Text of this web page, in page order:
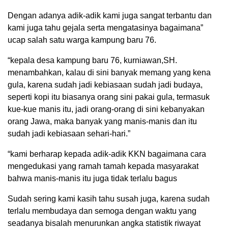
Dengan adanya adik-adik kami juga sangat terbantu dan
kami juga tahu gejala serta mengatasinya bagaimana”
ucap salah satu warga kampung baru 76.
“kepala desa kampung baru 76, kurniawan,SH.
menambahkan, kalau di sini banyak memang yang kena
gula, karena sudah jadi kebiasaan sudah jadi budaya,
seperti kopi itu biasanya orang sini pakai gula, termasuk
kue-kue manis itu, jadi orang-orang di sini kebanyakan
orang Jawa, maka banyak yang manis-manis dan itu
sudah jadi kebiasaan sehari-hari.”
“kami berharap kepada adik-adik KKN bagaimana cara
mengedukasi yang ramah tamah kepada masyarakat
bahwa manis-manis itu juga tidak terlalu bagus
Sudah sering kami kasih tahu susah juga, karena sudah
terlalu membudaya dan semoga dengan waktu yang
seadanya bisalah menurunkan angka statistik riwayat